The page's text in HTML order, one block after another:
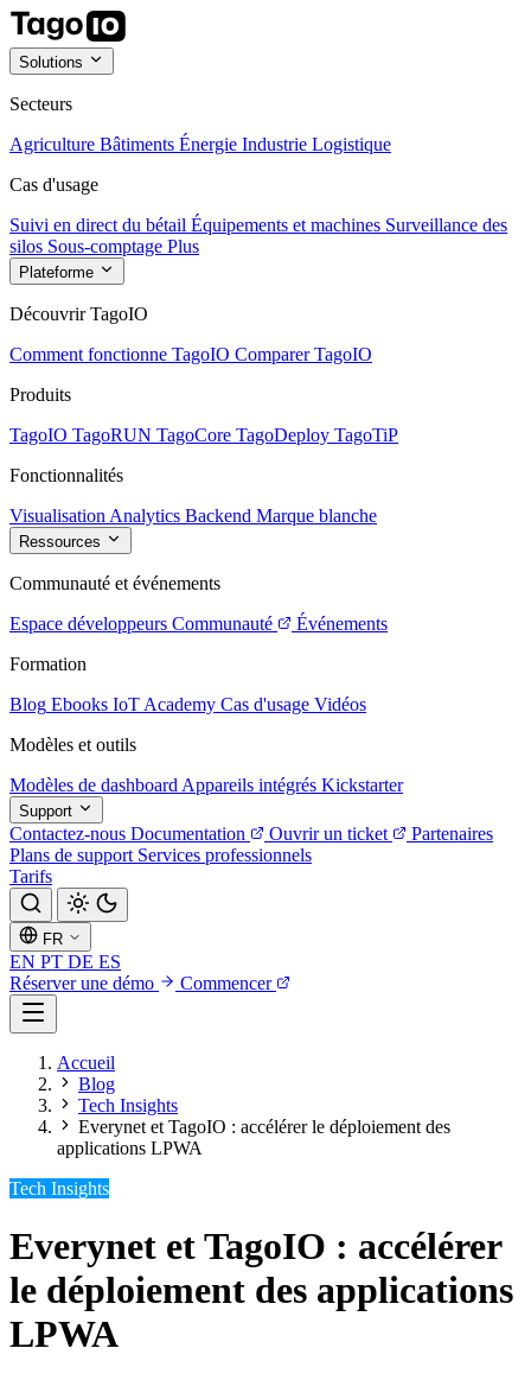
Solutions
Secteurs
Agriculture Bâtiments Énergie Industrie Logistique
Cas d'usage
Suivi en direct du bétail Équipements et machines Surveillance des
silos Sous-comptage Plus
Plateforme
Découvrir TagoIO
Comment fonctionne TagoIO Comparer TagoIO
Produits
TagoIO TagoRUN TagoCore TagoDeploy TagoTiP
Fonctionnalités
Visualisation Analytics Backend Marque blanche
Ressources
Communauté et événements
Espace développeurs Communauté
Événements
Formation
Blog Ebooks IoT Academy Cas d'usage Vidéos
Modèles et outils
Modèles de dashboard Appareils intégrés Kickstarter
Support
Contactez-nous Documentation Ouvrir un ticket
Partenaires
Plans de support Services professionnels
Tarifs
FR
EN PT DE ES
Réserver une démo
Commencer
Accueil
Blog
Tech Insights
Everynet et TagoIO : accélérer le déploiement des
applications LPWA
Tech Insights
Everynet et TagoIO : accélérer
le déploiement des applications
LPWA